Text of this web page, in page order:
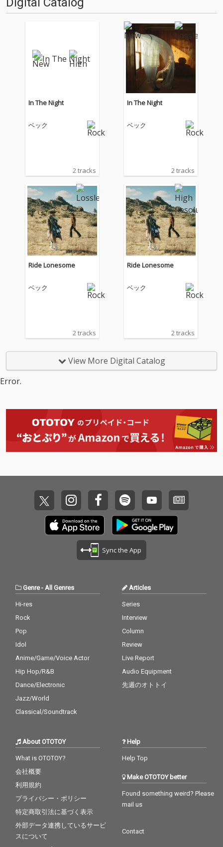
で各所で注目を集める気鋭の音
楽ライター、井草七海が登場。
ーイ・ワロンカーをはじめ、
ジ…
In The Night
ベック
2 tracks
In The Night
ベック
2 tracks
Ride Lonesome
ベック
2 tracks
Ride Lonesome
ベック
2 tracks
View More Digital Catalog
Error.
Sync the App
Genre-All Genres
Hi-res
Rock
Pop
Idol
Anime/Game/Voice Actor
Hip Hop/R&B
Dance/Electronic
Jazz/World
Classical/Soundtrack
Articles
Series
Interview
Column
Review
Live Report
Audio Equipment
先週のオトトイ
About OTOTOY
What is OTOTOY?
会社概要
利用規約
プライバシー・ポリシー
特定商取引法に基づく表示
外部データ連携しているサービ
スについて
Help
Help Top
Make OTOTOY better
Found something weird? Please
mail us
Contact